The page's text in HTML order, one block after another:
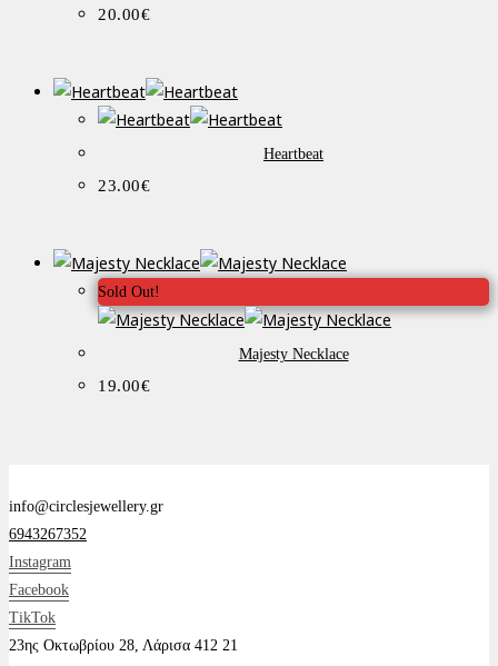
20.00€
Heartbeat
23.00€
Sold Out!
Majesty Necklace
19.00€
info@circlesjewellery.gr
6943267352
Instagram
Facebook
TikTok
23ης Οκτωβρίου 28, Λάρισα 412 21